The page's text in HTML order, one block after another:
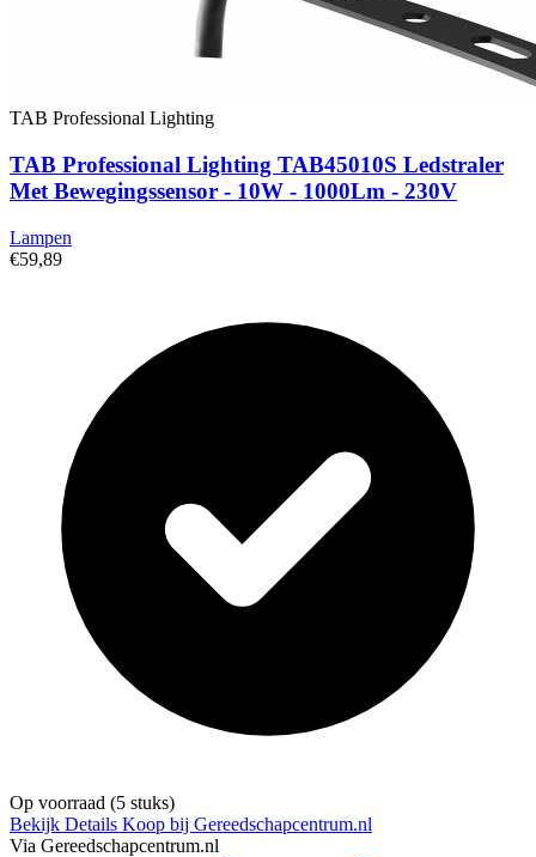
TAB Professional Lighting
TAB Professional Lighting TAB45010S Ledstraler
Met Bewegingssensor - 10W - 1000Lm - 230V
Lampen
€59,89
Op voorraad (5 stuks)
Bekijk Details Koop bij Gereedschapcentrum.nl
Via Gereedschapcentrum.nl